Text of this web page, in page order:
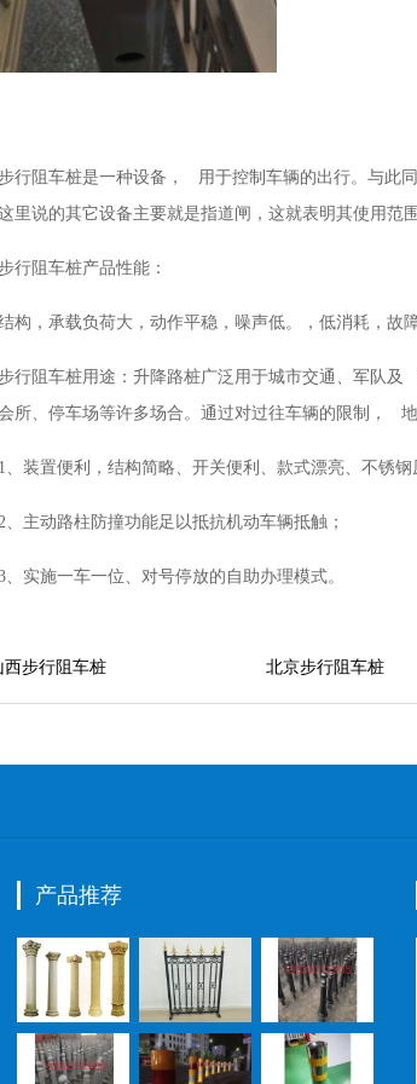
行阻车桩是一种设备， 用于控制车辆的出行。与此
里说的其它设备主要就是指道闸，这就表明其使用范围
行阻车桩产品性能：
构，承载负荷大，动作平稳，噪声低。，低消耗，
行阻车桩用途：升降路桩广泛用于城市交通、军队及
所、停车场等许多场合。通过对过往车辆的限制，
1、装置便利，结构简略、开关便利、款式漂亮、不锈钢
、主动路柱防撞功能足以抵抗机动车辆抵触；
、实施一车一位、对号停放的自助办理模式。
西步行阻车桩 北京步行阻车桩
产品推荐